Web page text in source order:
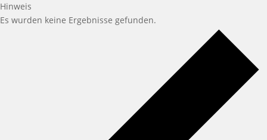
Hinweis
Es wurden keine Ergebnisse gefunden.